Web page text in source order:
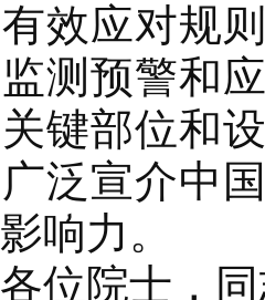
效应对规
测预警和
键部位和
泛宣介中
响力。
院士，同